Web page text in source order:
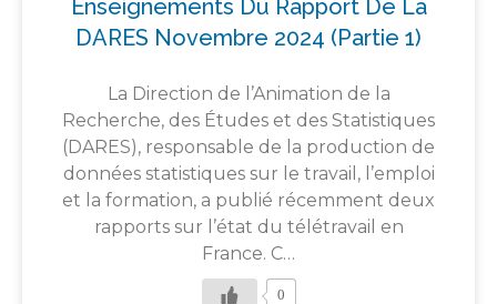
Enseignements Du Rapport De La
DARES Novembre 2024 (partie 1)
La Direction de l’Animation de la
Recherche, des Études et des Statistiques
(DARES), responsable de la production de
données statistiques sur le travail, l’emploi
et la formation, a publié récemment deux
rapports sur l’état du télétravail en
France. C…
0